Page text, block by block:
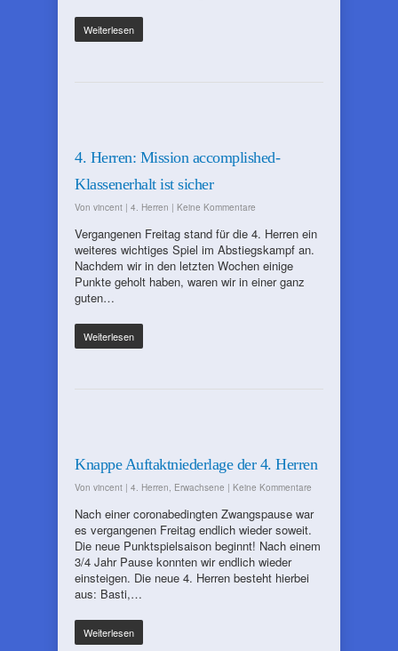
Weiterlesen
4. Herren: Mission accomplished-
Klassenerhalt ist sicher
Von vincent | 4. Herren | Keine Kommentare
Vergangenen Freitag stand für die 4. Herren ein
weiteres wichtiges Spiel im Abstiegskampf an.
Nachdem wir in den letzten Wochen einige
Punkte geholt haben, waren wir in einer ganz
guten…
Weiterlesen
Knappe Auftaktniederlage der 4. Herren
Von vincent | 4. Herren, Erwachsene | Keine Kommentare
Nach einer coronabedingten Zwangspause war
es vergangenen Freitag endlich wieder soweit.
Die neue Punktspielsaison beginnt! Nach einem
3/4 Jahr Pause konnten wir endlich wieder
einsteigen. Die neue 4. Herren besteht hierbei
aus: Basti,…
Weiterlesen